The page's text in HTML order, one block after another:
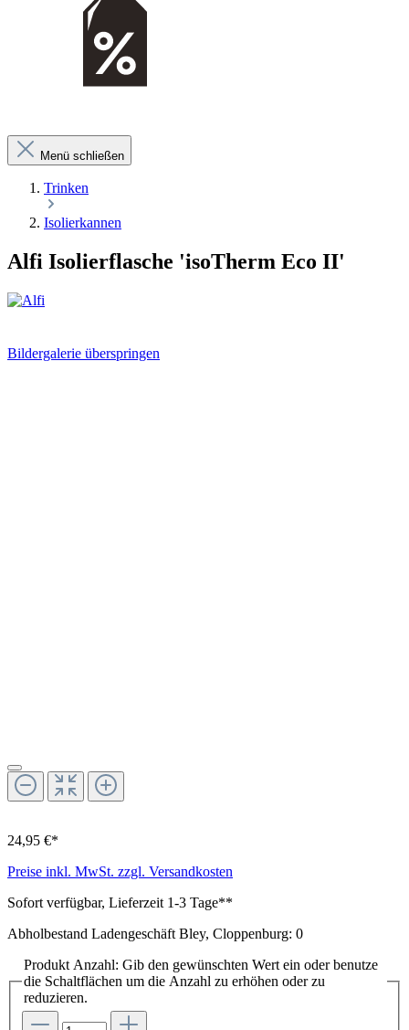
Menü schließen
Trinken
Isolierkannen
Alfi Isolierflasche 'isoTherm Eco II'
Bildergalerie überspringen
24,95 €*
Preise inkl. MwSt. zzgl. Versandkosten
Sofort verfügbar, Lieferzeit 1-3 Tage**
Abholbestand Ladengeschäft Bley, Cloppenburg: 0
Produkt Anzahl: Gib den gewünschten Wert ein oder benutze
die Schaltflächen um die Anzahl zu erhöhen oder zu
reduzieren.